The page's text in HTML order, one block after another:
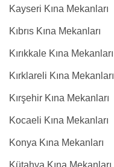
Kayseri Kına Mekanları
Kıbrıs Kına Mekanları
Kırıkkale Kına Mekanları
Kırklareli Kına Mekanları
Kırşehir Kına Mekanları
Kocaeli Kına Mekanları
Konya Kına Mekanları
Kütahya Kına Mekanları